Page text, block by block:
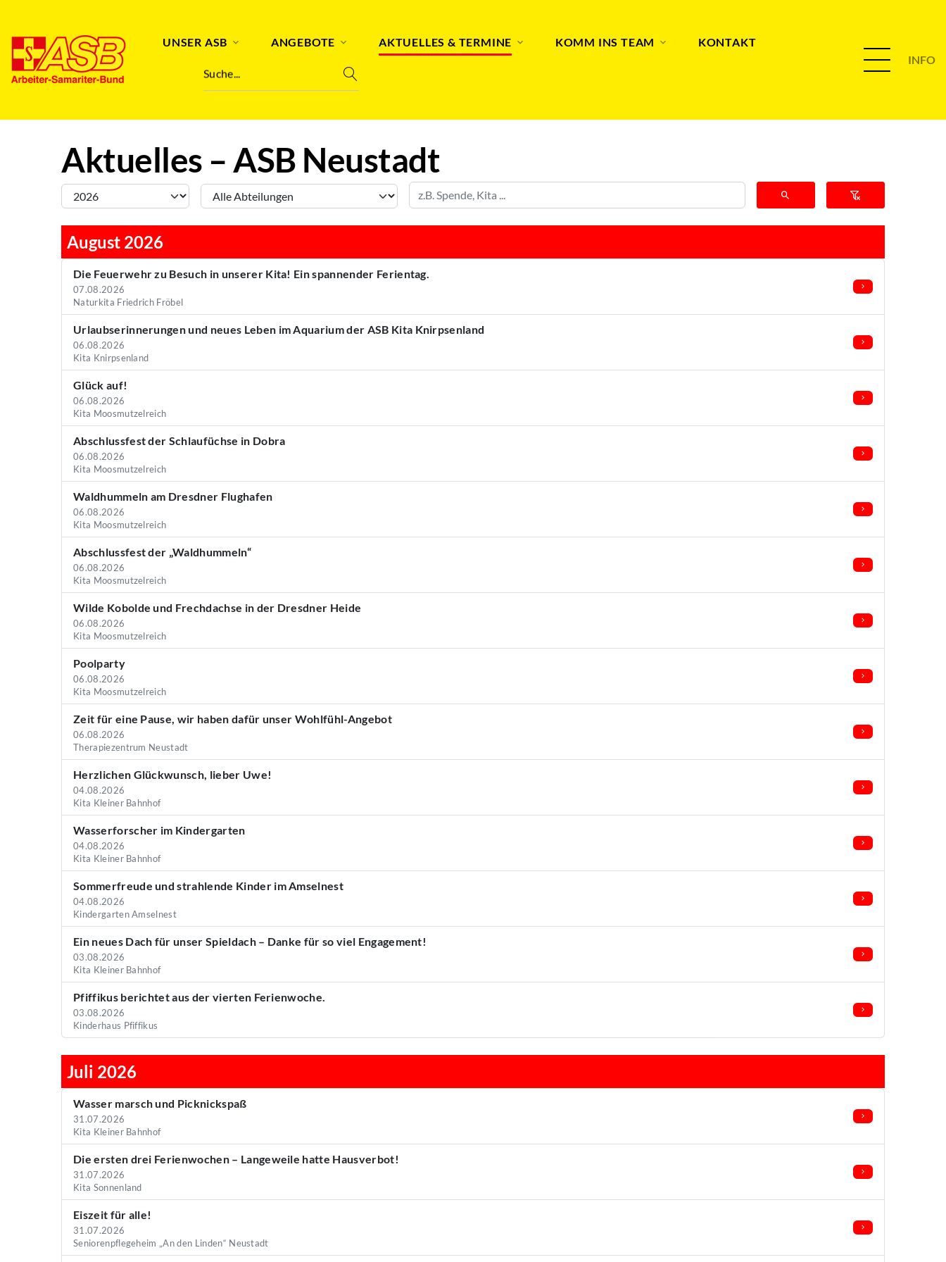
UNSER ASB ANGEBOTE AKTUELLES & TERMINE KOMM INS TEAM KONTAKT
Suche...
INFO
Aktuelles – ASB Neustadt
August 2026
Die Feuerwehr zu Besuch in unserer Kita! Ein spannender Ferientag.
07.08.2026
Naturkita Friedrich Fröbel
Urlaubserinnerungen und neues Leben im Aquarium der ASB Kita Knirpsenland
06.08.2026
Kita Knirpsenland
Glück auf!
06.08.2026
Kita Moosmutzelreich
Abschlussfest der Schlaufüchse in Dobra
06.08.2026
Kita Moosmutzelreich
Waldhummeln am Dresdner Flughafen
06.08.2026
Kita Moosmutzelreich
Abschlussfest der „Waldhummeln“
06.08.2026
Kita Moosmutzelreich
Wilde Kobolde und Frechdachse in der Dresdner Heide
06.08.2026
Kita Moosmutzelreich
Poolparty
06.08.2026
Kita Moosmutzelreich
Zeit für eine Pause, wir haben dafür unser Wohlfühl-Angebot
06.08.2026
Therapiezentrum Neustadt
Herzlichen Glückwunsch, lieber Uwe!
04.08.2026
Kita Kleiner Bahnhof
Wasserforscher im Kindergarten
04.08.2026
Kita Kleiner Bahnhof
Sommerfreude und strahlende Kinder im Amselnest
04.08.2026
Kindergarten Amselnest
Ein neues Dach für unser Spieldach – Danke für so viel Engagement!
03.08.2026
Kita Kleiner Bahnhof
Pfiffikus berichtet aus der vierten Ferienwoche.
03.08.2026
Kinderhaus Pfiffikus
Juli 2026
Wasser marsch und Picknickspaß
31.07.2026
Kita Kleiner Bahnhof
Die ersten drei Ferienwochen – Langeweile hatte Hausverbot!
31.07.2026
Kita Sonnenland
Eiszeit für alle!
31.07.2026
Seniorenpflegeheim „An den Linden“ Neustadt